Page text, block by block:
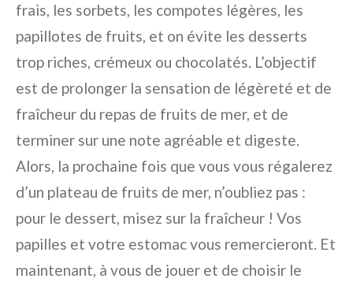
frais, les sorbets, les compotes légères, les
papillotes de fruits, et on évite les desserts
trop riches, crémeux ou chocolatés. L’objectif
est de prolonger la sensation de légèreté et de
fraîcheur du repas de fruits de mer, et de
terminer sur une note agréable et digeste.
Alors, la prochaine fois que vous vous régalerez
d’un plateau de fruits de mer, n’oubliez pas :
pour le dessert, misez sur la fraîcheur ! Vos
papilles et votre estomac vous remercieront. Et
maintenant, à vous de jouer et de choisir le